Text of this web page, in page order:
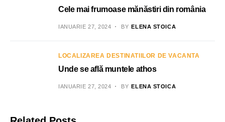
Cele mai frumoase mănăstiri din românia
IANUARIE 27, 2024 BY ELENA STOICA
LOCALIZAREA DESTINATIILOR DE VACANTA
Unde se află muntele athos
IANUARIE 27, 2024 BY ELENA STOICA